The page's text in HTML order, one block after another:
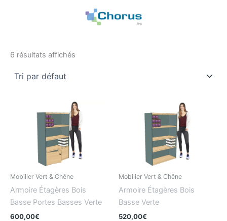
6 résultats affichés
Mobilier Vert & Chêne
Armoire Étagères Bois
Basse Portes Basses Verte
600,00€
Mobilier Vert & Chêne
Armoire Étagères Bois
Basse Verte
520,00€